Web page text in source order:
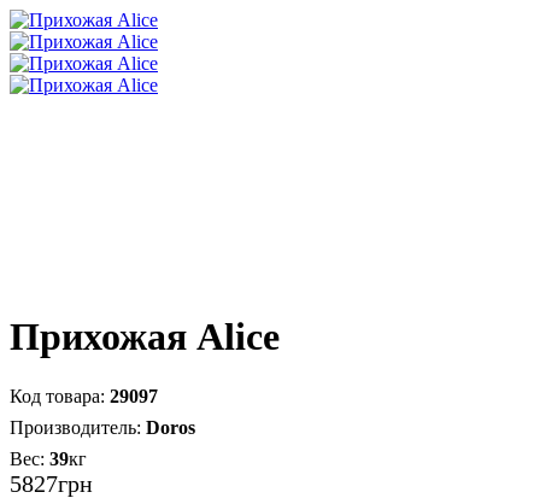
Прихожая Alice
29097
Doros
39кг
5827грн